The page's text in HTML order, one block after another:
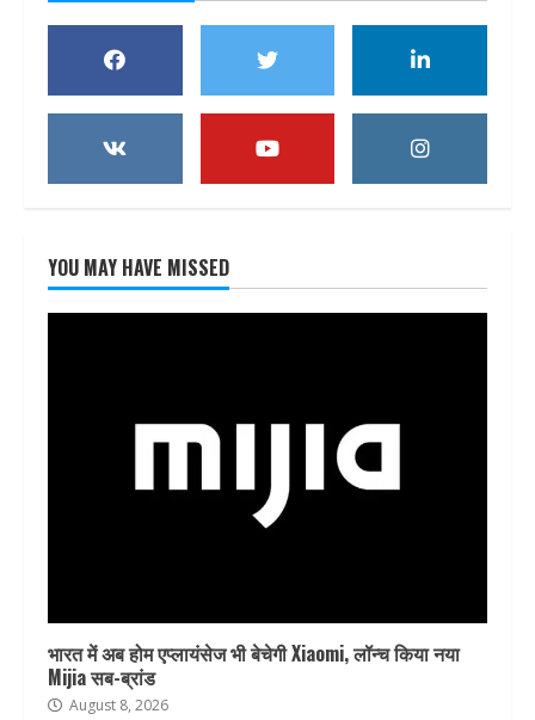
YOU MAY HAVE MISSED
भारत में अब होम एप्लायंसेज भी बेचेगी Xiaomi, लॉन्च किया नया
Mijia सब-ब्रांड
August 8, 2026